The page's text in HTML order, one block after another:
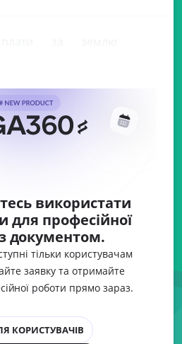
використати
для професійної
документом.
тільки користувачам
заявку та отримайте
роботи прямо зараз.
КОРИСТУВАЧІВ